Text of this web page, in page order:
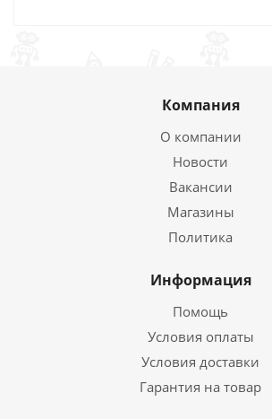
Компания
О компании
Новости
Вакансии
Магазины
Политика
Информация
Помощь
Условия оплаты
Условия доставки
Гарантия на товар